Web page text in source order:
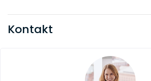
Kontakt